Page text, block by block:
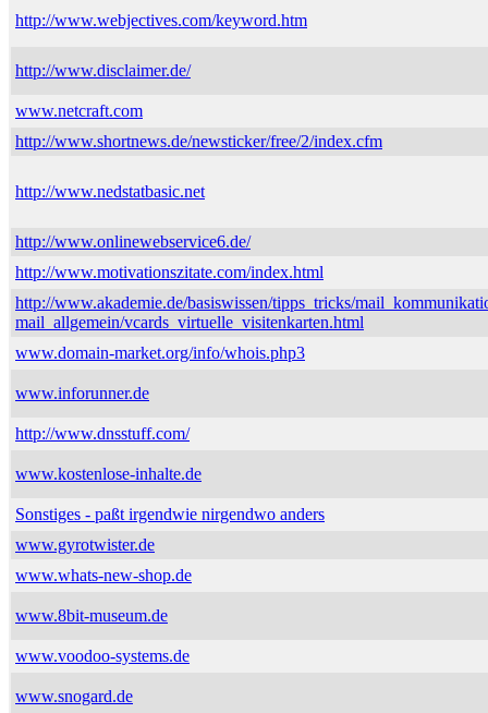
http://www.webjectives.com/keyword.htm
http://www.disclaimer.de/
www.netcraft.com
http://www.shortnews.de/newsticker/free/2/index.cfm
http://www.nedstatbasic.net
http://www.onlinewebservice6.de/
http://www.motivationszitate.com/index.html
http://www.akademie.de/basiswissen/tipps_tricks/
mail_allgemein/vcards_virtuelle_visitenkarten.html
www.domain-market.org/info/whois.php3
www.inforunner.de
http://www.dnsstuff.com/
www.kostenlose-inhalte.de
Sonstiges - paßt irgendwie nirgendwo anders
www.gyrotwister.de
www.whats-new-shop.de
www.8bit-museum.de
www.voodoo-systems.de
www.snogard.de